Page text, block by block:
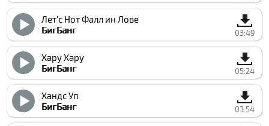
Лет'с Нот Фалл ин Лове
БигБанг
03:49
Хару Хару
БигБанг
05:24
Хандс Уп
БигБанг
03:54